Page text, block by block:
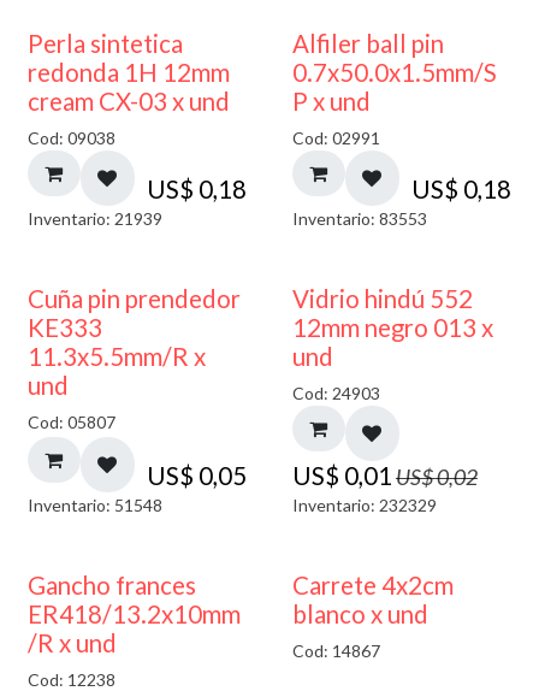
Perla sintetica
redonda 1H 12mm
cream CX-03 x und
Cod: 09038
US$ 0,18
Inventario: 21939
Alfiler ball pin
0.7x50.0x1.5mm/S
P x und
Cod: 02991
US$ 0,18
Inventario: 83553
Cuña pin prendedor
KE333
11.3x5.5mm/R x
und
Cod: 05807
US$ 0,05
Inventario: 51548
40% DESCUENTO
Vidrio hindú 552
12mm negro 013 x
und
Cod: 24903
US$ 0,01US$0,02
Inventario: 232329
AGOTADO
Gancho frances
ER418/13.2x10mm
/R x und
Cod: 12238
Carrete 4x2cm
blanco x und
Cod: 14867